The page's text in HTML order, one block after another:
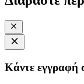
Κάντε εγγραφή